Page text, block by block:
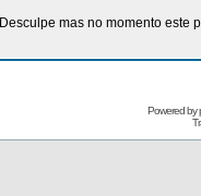
Desculpe mas no momento este
Powered by